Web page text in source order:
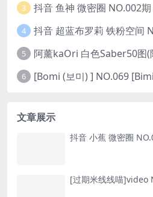
3
4
5 阿薰kaOri 白色Saber50图(
6
文章展示
抖音 小
[过期米线线喵]video